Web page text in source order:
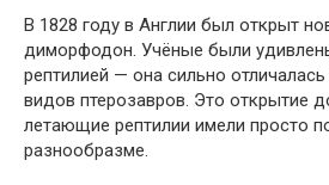
В 1828 году в Англии был открыт
диморфодон. Учёные были
рептилией — она сильно
видов птерозавров. Это открытие
летающие рептилии имели просто
разнообразме.